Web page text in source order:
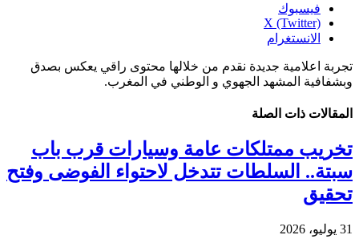
فيسبوك
X (Twitter)
الانستغرام
تجربة اعلامية جديدة نقدم من خلالها محتوى راقي يعكس بصدق
وبشفافية المشهد الجهوي و الوطني في المغرب.
المقالات ذات الصلة
تخريب ممتلكات عامة وسيارات قرب باب
سبتة.. السلطات تتدخل لاحتواء الفوضى وفتح
تحقيق
31 يوليو، 2026